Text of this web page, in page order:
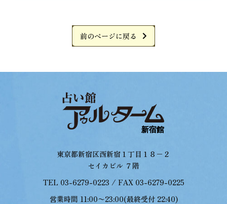
前のページに戻る
東京都新宿区西新宿１丁目１８−２
セイカビル ７階
TEL 03-6279-0223 / FAX 03-6279-0225
営業時間 11:00〜23:00(最終受付 22:40)